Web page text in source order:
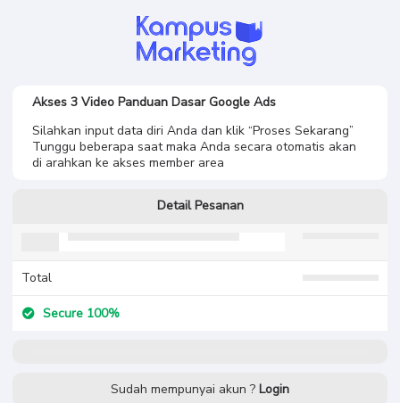
Akses 3 Video Panduan Dasar Google Ads
Silahkan input data diri Anda dan klik “Proses Sekarang”
Tunggu beberapa saat maka Anda secara otomatis akan
di arahkan ke akses member area
Detail Pesanan
Total
Secure 100%
Sudah mempunyai akun ? Login